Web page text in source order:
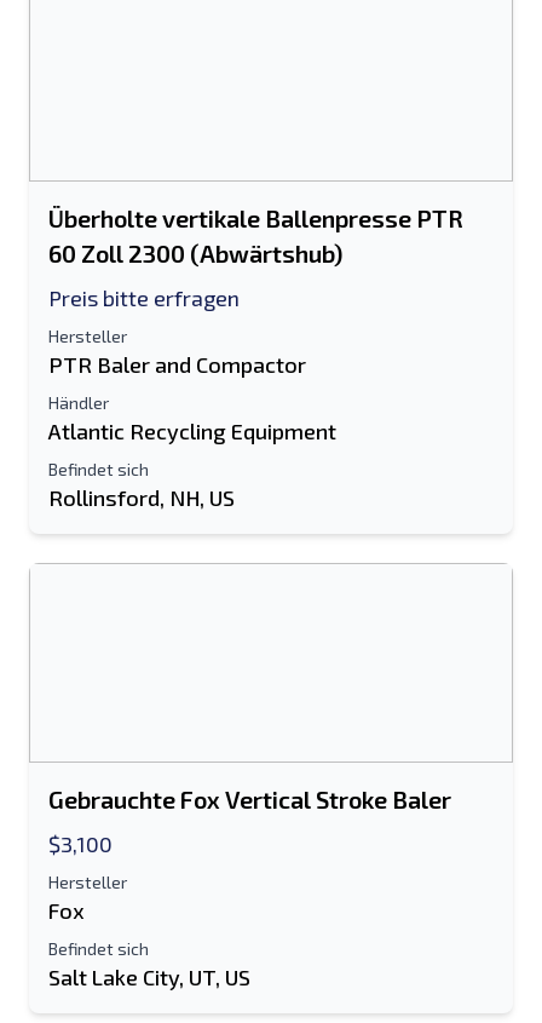
Überholte vertikale Ballenpresse PTR
60 Zoll 2300 (Abwärtshub)
Preis bitte erfragen
Hersteller
PTR Baler and Compactor
Händler
Atlantic Recycling Equipment
Befindet sich
Rollinsford, NH, US
Gebrauchte Fox Vertical Stroke Baler
$3,100
Hersteller
Fox
Befindet sich
Salt Lake City, UT, US